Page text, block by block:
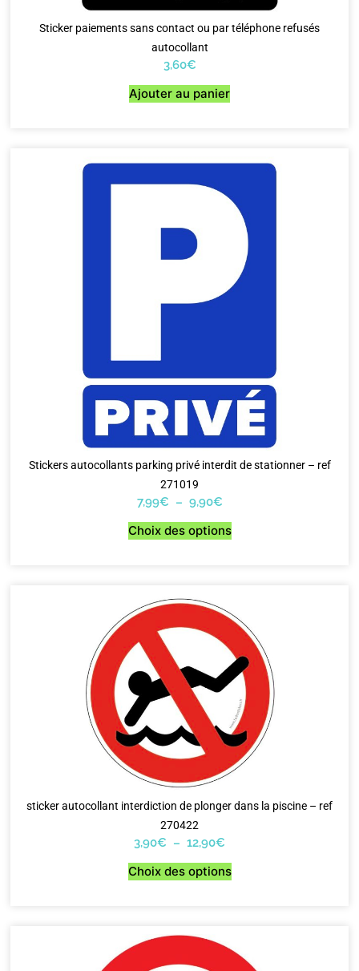
Sticker paiements sans contact ou par téléphone refusés
autocollant
3,60€
Ajouter au panier
Stickers autocollants parking privé interdit de stationner – ref
271019
7,99€ – 9,90€
Choix des options
sticker autocollant interdiction de plonger dans la piscine – ref
270422
3,90€ – 12,90€
Choix des options